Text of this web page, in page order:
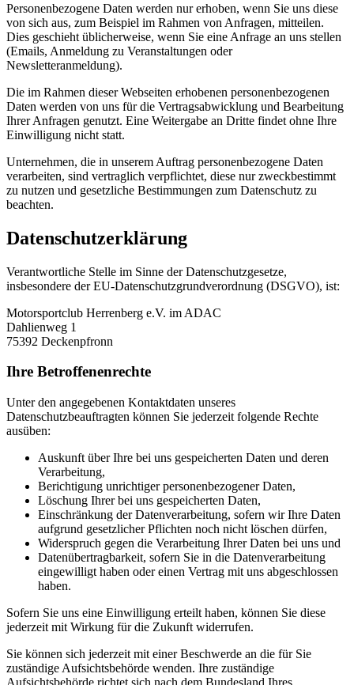
Personenbezogene Daten werden nur erhoben, wenn Sie uns diese
von sich aus, zum Beispiel im Rahmen von Anfragen, mitteilen.
Dies geschieht üblicherweise, wenn Sie eine Anfrage an uns stellen
(Emails, Anmeldung zu Veranstaltungen oder
Newsletteranmeldung).
Die im Rahmen dieser Webseiten erhobenen personenbezogenen
Daten werden von uns für die Vertragsabwicklung und Bearbeitung
Ihrer Anfragen genutzt. Eine Weitergabe an Dritte findet ohne Ihre
Einwilligung nicht statt.
Unternehmen, die in unserem Auftrag personenbezogene Daten
verarbeiten, sind vertraglich verpflichtet, diese nur zweckbestimmt
zu nutzen und gesetzliche Bestimmungen zum Datenschutz zu
beachten.
Datenschutzerklärung
Verantwortliche Stelle im Sinne der Datenschutzgesetze,
insbesondere der EU-Datenschutzgrundverordnung (DSGVO), ist:
Motorsportclub Herrenberg e.V. im ADAC
Dahlienweg 1
75392 Deckenpfronn
Ihre Betroffenenrechte
Unter den angegebenen Kontaktdaten unseres
Datenschutzbeauftragten können Sie jederzeit folgende Rechte
ausüben:
Auskunft über Ihre bei uns gespeicherten Daten und deren
Verarbeitung,
Berichtigung unrichtiger personenbezogener Daten,
Löschung Ihrer bei uns gespeicherten Daten,
Einschränkung der Datenverarbeitung, sofern wir Ihre Daten
aufgrund gesetzlicher Pflichten noch nicht löschen dürfen,
Widerspruch gegen die Verarbeitung Ihrer Daten bei uns und
Datenübertragbarkeit, sofern Sie in die Datenverarbeitung
eingewilligt haben oder einen Vertrag mit uns abgeschlossen
haben.
Sofern Sie uns eine Einwilligung erteilt haben, können Sie diese
jederzeit mit Wirkung für die Zukunft widerrufen.
Sie können sich jederzeit mit einer Beschwerde an die für Sie
zuständige Aufsichtsbehörde wenden. Ihre zuständige